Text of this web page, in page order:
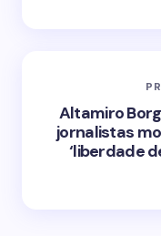
Altamiro
jornalistas
‘liberdade